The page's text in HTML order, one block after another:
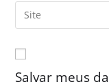
Salvar meus